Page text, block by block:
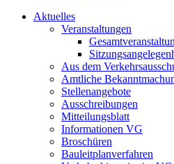
Aktuelles
Veranstaltungen
Aus dem
Amtliche
Stellenangebote
Ausschreibungen
Mitteilungsblatt
Informationen VG
Broschüren
Bauleitplanverfahren